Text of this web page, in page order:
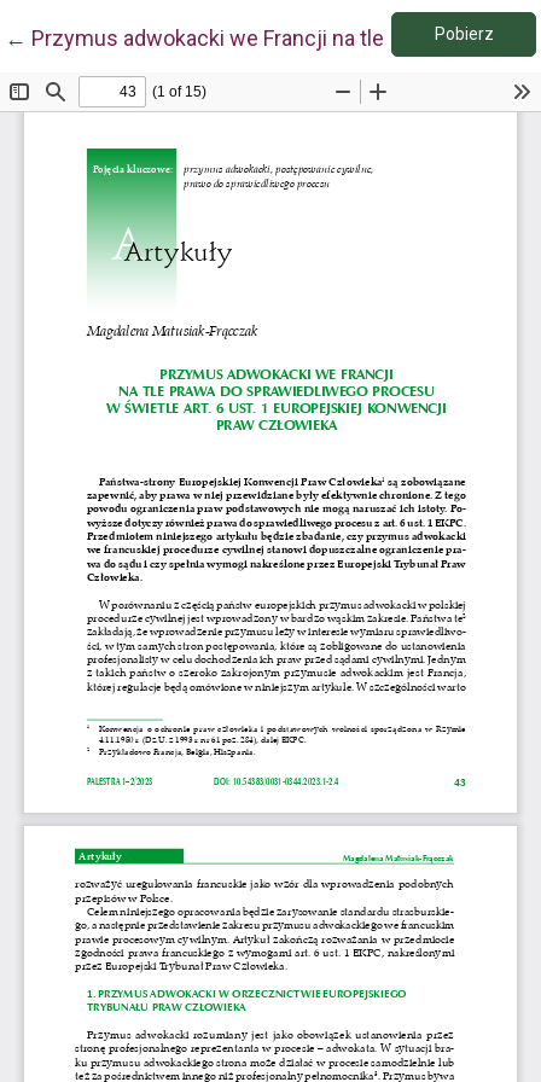
← Wróć do szczegółów artykułu
Przymus adwokacki we Francji na tle prawa do
Pobierz